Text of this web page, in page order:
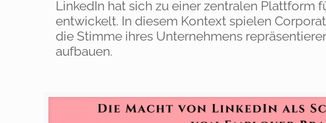
LinkedIn hat sich zu einer zentralen
entwickelt. In diesem Kontext spielen
die Stimme ihres Unternehmens
aufbauen.